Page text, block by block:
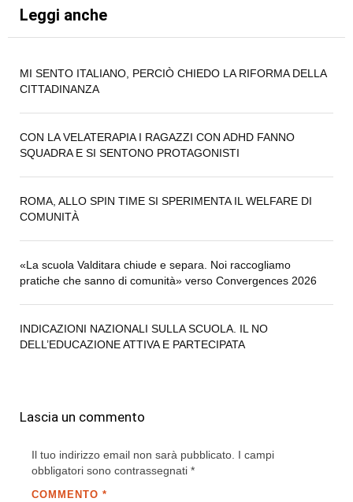
Leggi anche
MI SENTO ITALIANO, PERCIÒ CHIEDO LA RIFORMA DELLA
CITTADINANZA
CON LA VELATERAPIA I RAGAZZI CON ADHD FANNO
SQUADRA E SI SENTONO PROTAGONISTI
ROMA, ALLO SPIN TIME SI SPERIMENTA IL WELFARE DI
COMUNITÀ
«La scuola Valditara chiude e separa. Noi raccogliamo
pratiche che sanno di comunità» verso Convergences 2026
INDICAZIONI NAZIONALI SULLA SCUOLA. IL NO
DELL’EDUCAZIONE ATTIVA E PARTECIPATA
Lascia un commento
Il tuo indirizzo email non sarà pubblicato. I campi
obbligatori sono contrassegnati *
COMMENTO *